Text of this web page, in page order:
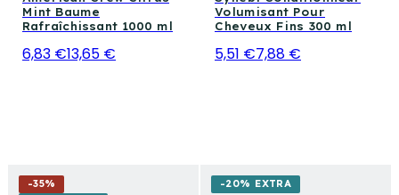
Mint Baume
Rafraîchissant 1000 ml
6,83 €13,65 €
Volumisant Pour
Cheveux Fins 300 ml
5,51 €7,88 €
-35%
-20% EXTRA